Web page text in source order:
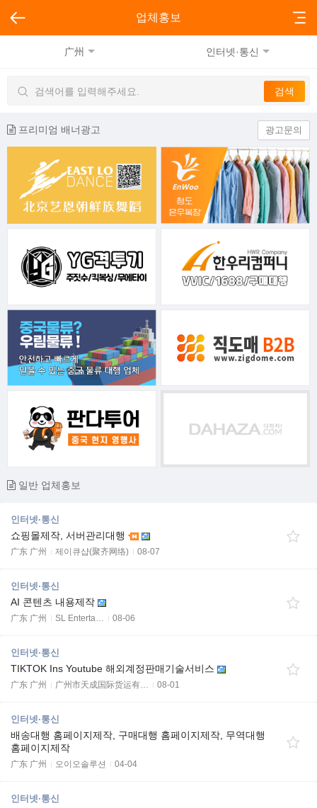
업체홍보
广州 인터넷·통신
프리미엄 배너광고 광고문의
일반 업체홍보
인터넷·통신
쇼핑몰제작, 서버관리대행
广东 广州 제이큐샵(聚齐网络) 08-07
인터넷·통신
AI 콘텐츠 내용제작
广东 广州 SL Enterta… 08-06
인터넷·통신
TIKTOK Ins Youtube 해외계정판매기술서비스
广东 广州 广州市天成国际货运有… 08-01
인터넷·통신
배송대행 홈페이지제작, 구매대행 홈페이지제작, 무역대행
홈페이지제작
广东 广州 오이오솔루션 04-04
인터넷·통신